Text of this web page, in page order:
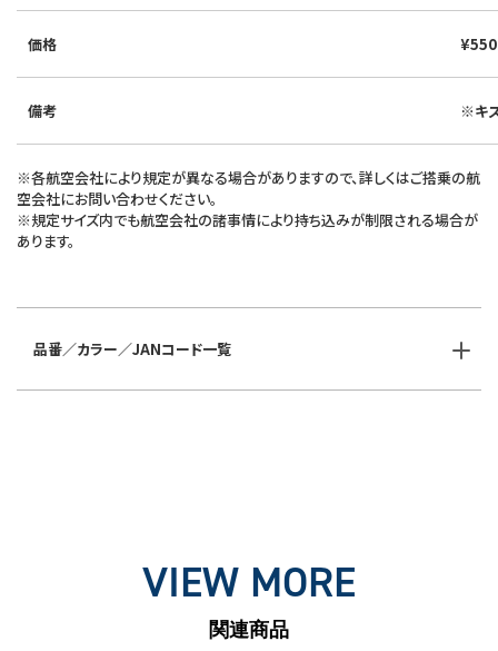
価格
備考 ※キ
※各航空会社により規定が異なる場合がありますので、詳しくはご搭乗の航
空会社にお問い合わせください。
※規定サイズ内でも航空会社の諸事情により持ち込みが制限される場合が
あります。
品番／カラー／JANコード一覧
VIEW MORE
関連商品